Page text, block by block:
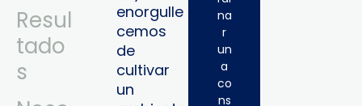
Resul
tado
s
enorgulle
cemos
de
cultivar
un
na
r
un
a
co
ns